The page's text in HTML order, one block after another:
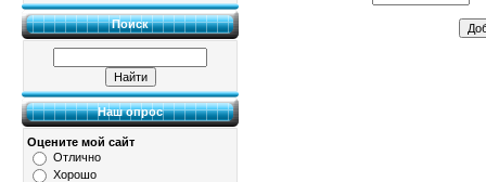
Поиск
Наш опрос
Оцените мой сайт
Отлично
Хорошо